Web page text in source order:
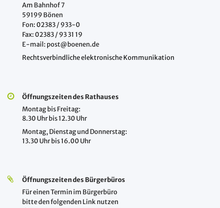
Am Bahnhof 7
59199 Bönen
Fon: 02383 / 933-0
Fax: 02383 / 93 31 19
E-mail: post@boenen.de
Rechtsverbindliche elektronische Kommunikation
Öffnungszeiten des Rathauses
Montag bis Freitag:
8.30 Uhr bis 12.30 Uhr
Montag, Dienstag und Donnerstag:
13.30 Uhr bis 16.00 Uhr
Öffnungszeiten des Bürgerbüros
Für einen Termin im Bürgerbüro
bitte den folgenden Link nutzen